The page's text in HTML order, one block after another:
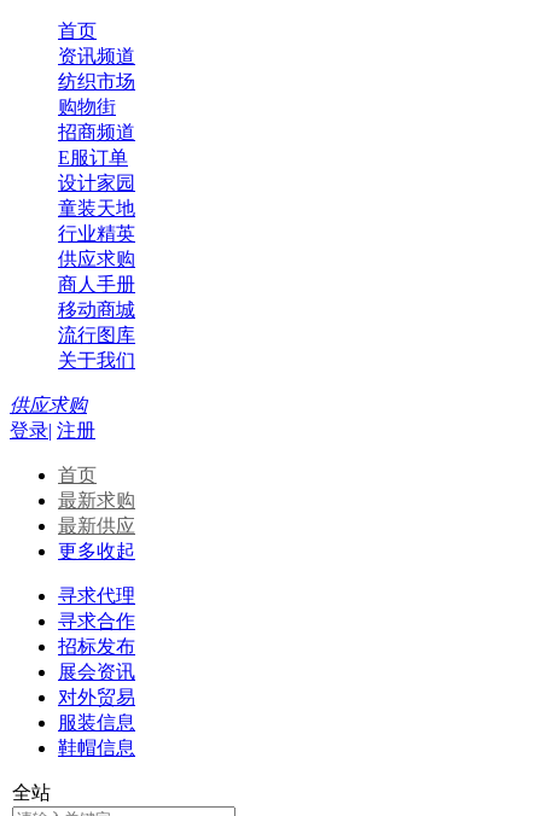
首页
资讯频道
纺织市场
购物街
招商频道
E服订单
设计家园
童装天地
行业精英
供应求购
商人手册
移动商城
流行图库
关于我们
供应求购
登录| 注册
首页
最新求购
最新供应
更多收起
寻求代理
寻求合作
招标发布
展会资讯
对外贸易
服装信息
鞋帽信息
全站